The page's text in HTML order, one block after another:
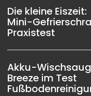
Die kleine Eiszeit:
Mini-
Praxistest
Akku-
Breeze im Test